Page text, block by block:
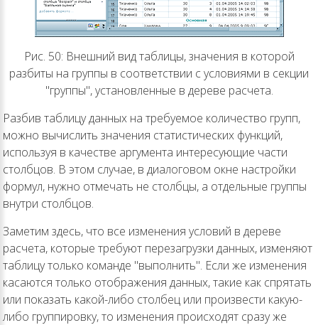
Рис. 50: Внешний вид таблицы, значения в которой
разбиты на группы в соответствии с условиями в секции
"группы", установленные в дереве расчета.
Разбив таблицу данных на требуемое количество групп,
можно вычислить значения статистических функций,
используя в качестве аргумента интересующие части
столбцов. В этом случае, в диалоговом окне настройки
формул, нужно отмечать не столбцы, а отдельные группы
внутри столбцов.
Заметим здесь, что все изменения условий в дереве
расчета, которые требуют перезагрузки данных, изменяют
таблицу только команде "выполнить". Если же изменения
касаются только отображения данных, такие как спрятать
или показать какой-либо столбец или произвести какую-
либо группировку, то изменения происходят сразу же